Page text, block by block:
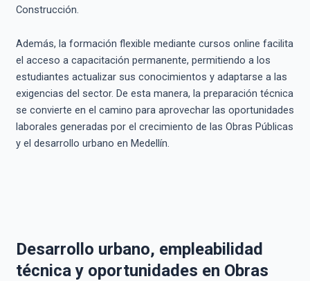
Construcción.
Además, la formación flexible mediante cursos online facilita
el acceso a capacitación permanente, permitiendo a los
estudiantes actualizar sus conocimientos y adaptarse a las
exigencias del sector. De esta manera, la preparación técnica
se convierte en el camino para aprovechar las oportunidades
laborales generadas por el crecimiento de las Obras Públicas
y el desarrollo urbano en Medellín.
Desarrollo urbano, empleabilidad
técnica y oportunidades en Obras